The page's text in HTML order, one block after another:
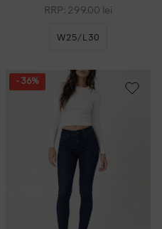
RRP: 299.00 lei
W25/L30
- 36%